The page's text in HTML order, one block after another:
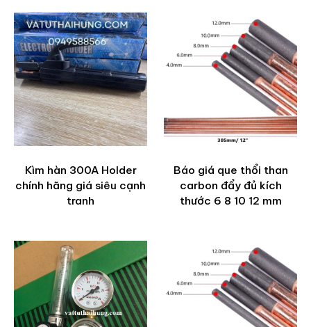
Kìm hàn 300A Holder
chính hãng giá siêu cạnh
tranh
Báo giá que thổi than
carbon đẩy đủ kích
thước 6 8 10 12 mm